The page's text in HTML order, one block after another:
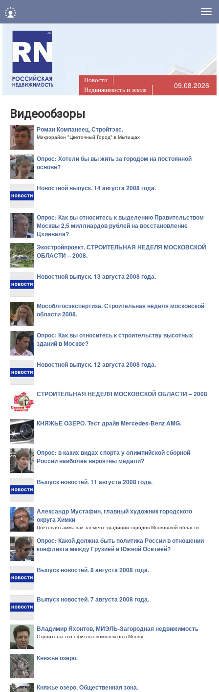
Новости
Недвижимость и земля
09.08.2026
Видеообзоры
Роман Компанеец, Стройтэкс.
Микрорайон "Цветочный Город" в Мытищах
Опрос: Хотели бы вы жить за городом на постоянной
основе?
Новостной выпуск. 14 августа 2008 года.
Опрос: Как вы относитесь к выделению Правительством
Москвы 2,5 миллиардов рублей на восстановление
Цхинвала?
Экостройпроект. СТРОИТЕЛЬНАЯ НЕДЕЛЯ МОСКОВСКОЙ
ОБЛАСТИ – 2008.
Новостной выпуск. 13 августа 2008 года.
Мособлгосэкспертиза. Строительная неделя московской
области 2008.
Опрос: Как вы относитесь к строительству высотных
зданий в Москве?
Новостной выпуск. 12 августа 2008 года.
СТРОИТЕЛЬНАЯ НЕДЕЛЯ МОСКОВСКОЙ ОБЛАСТИ – 2008
КНЯЖЬЕ ОЗЕРО. Тест драйв Mercedes-Benz AMG.
Опрос: в каких видах спорта у олимпийской сборной
России наиболее вероятны медали?
Выпуск новостей. 11 августа 2008 года.
Александр Мустафин, главный художник городского
округа Химки
Цветовая гамма как элемент традиции городов Московской области
Опрос: Какой должна быть политика России в отношении
конфликта между Грузией и Южной Осетией?
Выпуск новостей. 8 августа 2008 года.
Выпуск новостей. 7 августа 2008 года.
Владимир Яхонтов, МИЭЛЬ-Загородная недвижимость
Строительство офисных комплексов в Москве
Княжье озеро.
Княжье озеро. Общественная зона.